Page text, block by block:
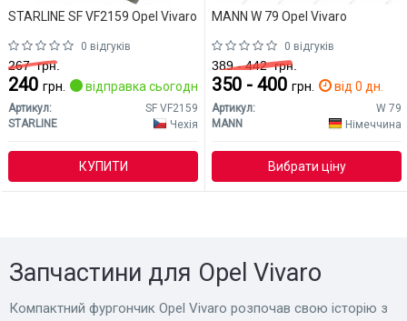
STARLINE SF VF2159 Opel Vivaro
0 відгуків
267грн.
240 грн. відправка сьогодні
Артикул:
SF VF2159
STARLINE
Чехія
КУПИТИ
MANN W 79 Opel Vivaro
0 відгуків
389 - 442грн.
350 - 400 грн. від 0 дн.
Артикул:
W 79
MANN
Німеччина
Вибрати ціну
Запчастини для Opel Vivaro
Компактний фургончик Opel Vivaro розпочав свою історію з